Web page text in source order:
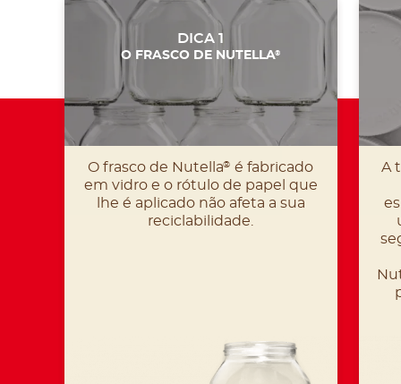
DICA 1
O FRASCO DE NUTELLA®
O frasco de Nutella® é fabricado
em vidro e o rótulo de papel que
lhe é aplicado não afeta a sua
reciclabilidade.
A